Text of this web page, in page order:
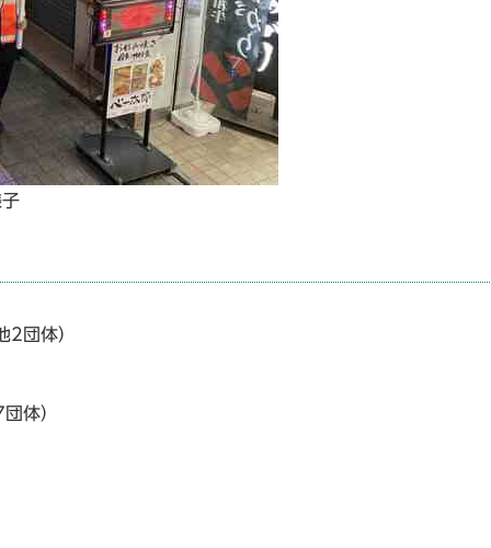
2団体）
体）